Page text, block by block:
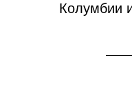
Колумбии